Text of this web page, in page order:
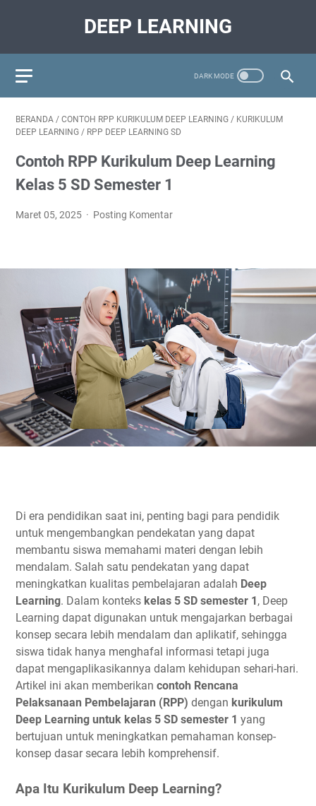
DEEP LEARNING
BERANDA / CONTOH RPP KURIKULUM DEEP LEARNING / KURIKULUM
DEEP LEARNING / RPP DEEP LEARNING SD
Contoh RPP Kurikulum Deep Learning
Kelas 5 SD Semester 1
Maret 05, 2025 Posting Komentar
Di era pendidikan saat ini, penting bagi para pendidik
untuk mengembangkan pendekatan yang dapat
membantu siswa memahami materi dengan lebih
mendalam. Salah satu pendekatan yang dapat
meningkatkan kualitas pembelajaran adalah Deep
Learning. Dalam konteks kelas 5 SD semester 1, Deep
Learning dapat digunakan untuk mengajarkan berbagai
konsep secara lebih mendalam dan aplikatif, sehingga
siswa tidak hanya menghafal informasi tetapi juga
dapat mengaplikasikannya dalam kehidupan sehari-hari.
Artikel ini akan memberikan contoh Rencana
Pelaksanaan Pembelajaran (RPP) dengan kurikulum
Deep Learning untuk kelas 5 SD semester 1 yang
bertujuan untuk meningkatkan pemahaman konsep-
konsep dasar secara lebih komprehensif.
Apa Itu Kurikulum Deep Learning?